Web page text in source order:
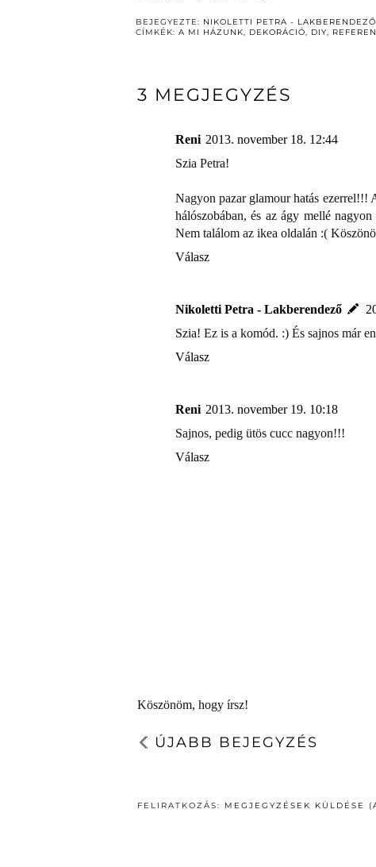
BEJEGYEZTE: NIKOLETTI PETRA - LAKBERENDEZŐ
CÍMKÉK: A MI HÁZUNK, DEKORÁCIÓ, DIY,
3 MEGJEGYZÉS
Reni 2013. november 18. 12:44
Szia Petra!
Nagyon pazar glamour hatás ezerrel!!!
hálószobában, és az ágy mellé
Nem találom az ikea oldalán :(
Válasz
Nikoletti Petra - Lakberendező
Szia! Ez is a komód. :) És sajnos már
Válasz
Reni 2013. november 19. 10:18
Sajnos, pedig ütös cucc nagyon!!!
Válasz
Köszönöm, hogy írsz!
ÚJABB BEJEGYZÉS
FELIRATKOZÁS: MEGJEGYZÉSEK KÜLDÉSE